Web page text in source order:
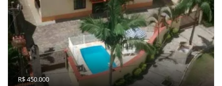
R$ 450.000